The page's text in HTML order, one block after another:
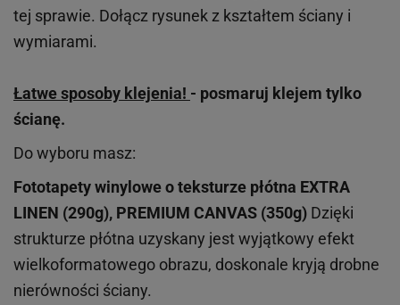
tej sprawie. Dołącz rysunek z kształtem ściany i
wymiarami.
Łatwe sposoby klejenia! - posmaruj klejem tylko
ścianę.
Do wyboru masz:
Fototapety winylowe oteksturze płótna EXTRA
LINEN (290g), PREMIUM CANVAS (350g) Dzięki
strukturze płótna uzyskany jest wyjątkowy efekt
wielkoformatowego obrazu, doskonale kryją drobne
nierówności ściany.